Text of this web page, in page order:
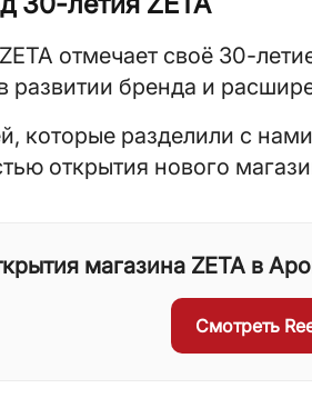
отмечает своё 30-
бренда и
которые разделили с
открытия нового
магазина ZETA в
Смотреть